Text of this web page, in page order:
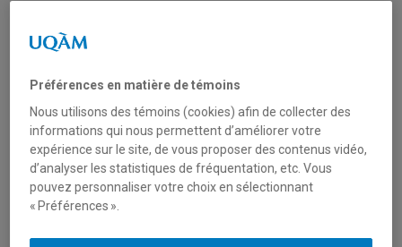
Sciences humaines et sociales
Sciences liées à la santé
Description du programme
Objectifs
fier d’annoncer son second concours de projets pilotes
Préférences en matière de témoins
Nous utilisons des témoins (cookies) afin de collecter des
informations qui nous permettent d’améliorer votre
expérience sur le site, de vous proposer des contenus vidéo,
d’analyser les statistiques de fréquentation, etc. Vous
pouvez personnaliser votre choix en sélectionnant
« Préférences ».